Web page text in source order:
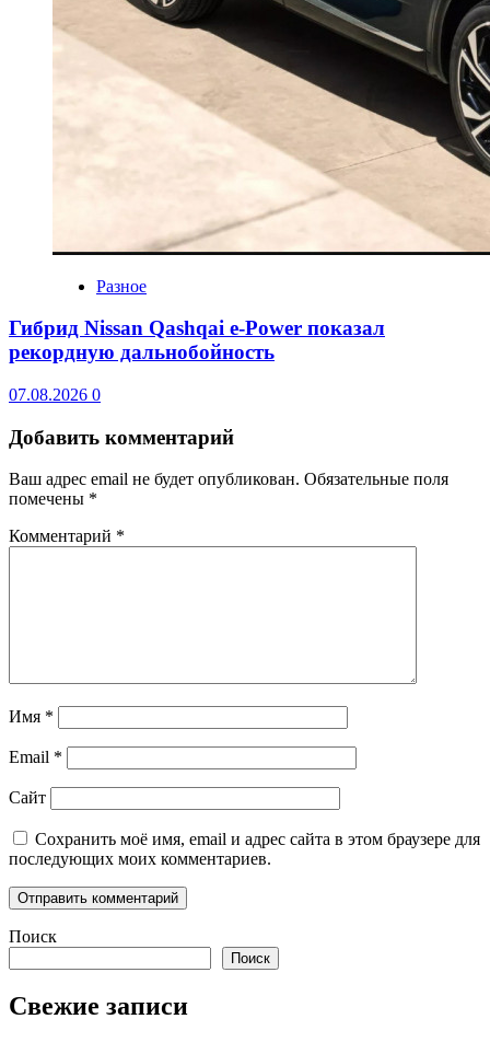
Разное
Гибрид Nissan Qashqai e-Power показал
рекордную дальнобойность
07.08.2026 0
Добавить комментарий
Ваш адрес email не будет опубликован. Обязательные поля
помечены *
Комментарий *
Имя *
Email *
Сайт
Сохранить моё имя, email и адрес сайта в этом браузере для
последующих моих комментариев.
Поиск
Поиск
Свежие записи